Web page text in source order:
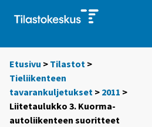
Etusivu > Tilastot >
Tieliikenteen
tavarankuljetukset > 2011 >
Liitetaulukko 3. Kuorma-
autoliikenteen suoritteet